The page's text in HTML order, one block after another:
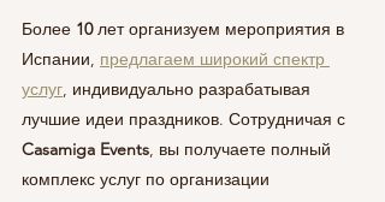
Более 10 лет организуем мероприятия в
Испании, предлагаем широкий спектр
услуг, индивидуально разрабатывая
лучшие идеи праздников. Сотрудничая с
Casamiga Events, вы получаете полный
комплекс услуг по организации